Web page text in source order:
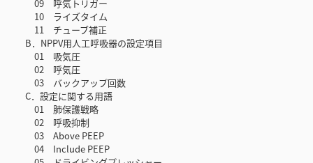
09 呼気トリガー
10 ライズタイム
11 チューブ補正
B．NPPV用人工呼吸器の設定項目
01 吸気圧
02 呼気圧
03 バックアップ回数
C．設定に関する用語
01 肺保護戦略
02 呼吸抑制
03 Above PEEP
04 Include PEEP